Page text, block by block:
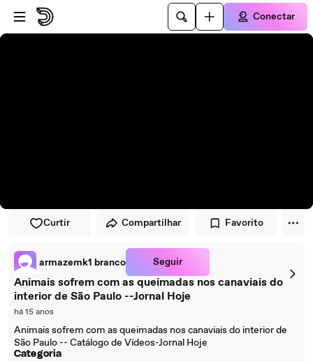
Pular para o player
Ir para o conteúdo principal
Conectar
Curtir Compartilhar Favorito
armazemk1 branco Seguir
Animais sofrem com as queimadas nos canaviais do
interior de São Paulo --Jornal Hoje
há 15 anos
Animais sofrem com as queimadas nos canaviais do interior de
São Paulo -- Catálogo de Vídeos-Jornal Hoje
Categoria